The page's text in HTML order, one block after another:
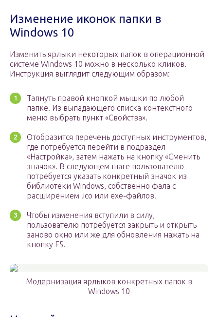
Изменение иконок папки в
Windows 10
Изменить ярлыки некоторых папок в операционной
системе Windows 10 можно в несколько кликов.
Инструкция выглядит следующим образом:
Тапнуть правой кнопкой мышки по любой
папке. Из выпадающего списка контекстного
меню выбрать пункт «Свойства».
Отобразится перечень доступных инструментов,
где потребуется перейти в подраздел
«Настройка», затем нажать на кнопку «Сменить
значок». В следующем шаге пользователю
потребуется указать конкретный значок из
библиотеки Windows, собственно фала с
расширением .ico или exe-файлов.
Чтобы изменения вступили в силу,
пользователю потребуется закрыть и открыть
заново окно или же для обновления нажать на
кнопку F5.
Модернизация ярлыков конкретных папок в
Windows 10